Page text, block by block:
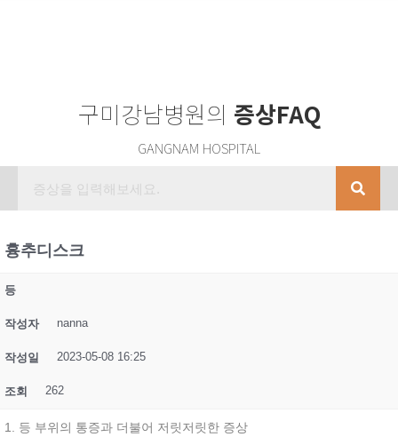
구미강남병원의 증상FAQ
GANGNAM HOSPITAL
흉추디스크
등
작성자 nanna
작성일 2023-05-08 16:25
조회 262
1. 등 부위의 통증과 더불어 저릿저릿한 증상